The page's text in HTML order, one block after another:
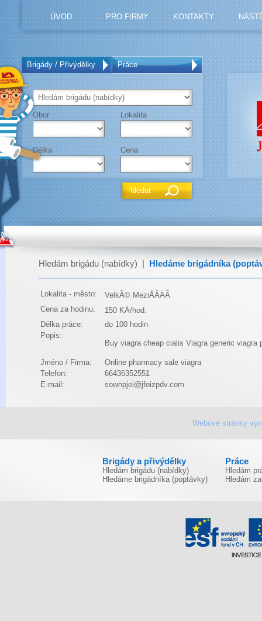
ÚVOD PRO FIRMY KONTAKTY
Brigády / Přivýdělky Práce
Obor Lokalita
Délka Cena
Hledám brigádu (nabídky) Hledáme brigádníka
Lokalita - město:
VelkÃ© MeziÅÃ­ÄÃ­
Cena za hodinu:
150 KÄ/hod.
Délka práce:
do 100 hodin
Popis:
Buy viagra cheap cialis Viagra generic viagra
Jméno / Firma:
Online pharmacy sale viagra
Telefon:
66436352551
E-mail:
sownpjei@jfoizpdv.com
Webové stránky
Brigády a přivýdělky
Hledám brigádu (nabídky)
Hledáme brigádníka (poptávky)
Práce
Hledám
Hledám